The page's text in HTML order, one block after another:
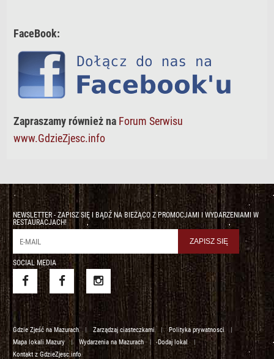
FaceBook:
Zapraszamy również na Forum Serwisu
www.GdzieZjesc.info
NEWSLETTER - ZAPISZ SIĘ I BĄDŹ NA BIEŻĄCO Z PROMOCJAMI I WYDARZENIAMI W
RESTAURACJACH!
SOCIAL MEDIA
Gdzie Zjeść na Mazurach | Zarządzaj ciasteczkami | Polityka prywatnosci
|
Mapa lokali Mazury
| Wydarzenia na Mazurach | Dodaj lokal
|
Kontakt z GdzieZjesc.info